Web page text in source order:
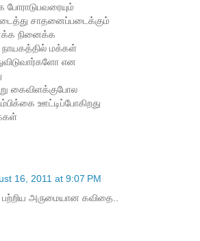
போராடுபவரையும்
சாதனைப்படைக்கும்
நினைக்க
நாயகத்தில் மக்கள்
என
கைவிளக்குபோல
ஊட்டிப்போகிறது
16, 2011 at 9:07 PM
அருமையான கவிதை..